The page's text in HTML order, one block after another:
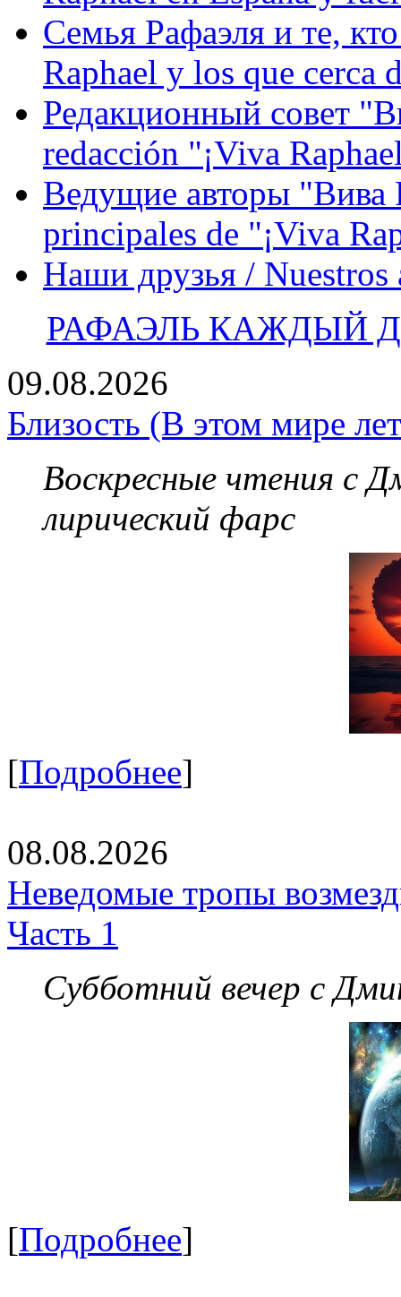
Семья Рафаэля и те,
Raphael y los que cerca
Редакционный совет
redacción "¡Viva
Ведущие авторы "Вива
principales de "¡Viva
Наши друзья / Nuestros
РАФАЭЛЬ КАЖДЫЙ
09.08.2026
Близость (В этом мире
Воскресные чтения с
лирический фарс
[Подробнее]
08.08.2026
Неведомые тропы
Часть 1
Субботний вечер с
[Подробнее]